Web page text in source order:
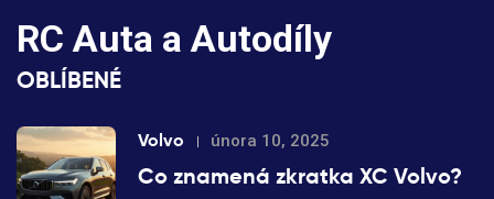
RC Auta a Autodíly
OBLÍBENÉ
Volvo února 10, 2025
Co znamená zkratka XC Volvo?